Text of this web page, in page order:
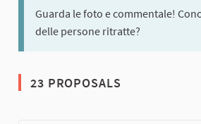
Guarda le foto e commentale!
delle persone ritratte?
23 PROPOSALS